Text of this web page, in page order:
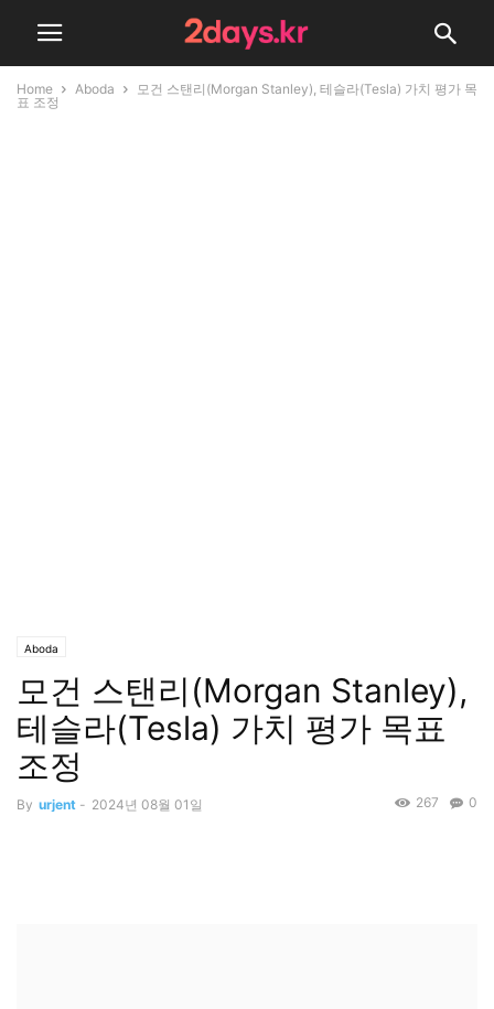
Home Aboda
모건 스탠리(Morgan Stanley), 테슬라(Tesla) 가치 평가 목
표 조정
Aboda
모건 스탠리(Morgan Stanley),
테슬라(Tesla) 가치 평가 목표
조정
By urjent - 2024년 08월 01일 0
267